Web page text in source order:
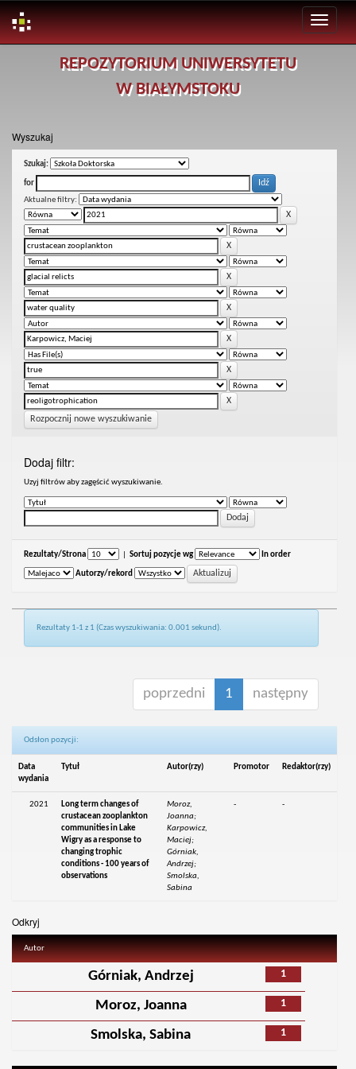
REPOZYTORIUM UNIWERSYTETU
W BIAŁYMSTOKU
Wyszukaj
Szukaj:
for
Aktualne filtry:
Rozpocznij nowe wyszukiwanie
Dodaj filtr:
Uzyj filtrów aby zagęścić wyszukiwanie.
Rezultaty/Strona Sortuj pozycje wg In order
Autorzy/rekord
Rezultaty 1-1 z 1 (Czas wyszukiwania: 0.001 sekund).
poprzedni 1 następny
Odsłon pozycji:
Data
wydania
Tytuł Autor(rzy) Promotor Redaktor(rzy)
2021
Long term changes of
crustacean zooplankton
communities in Lake
Wigry as a response to
changing trophic
conditions - 100 years of
observations
Moroz,
Joanna;
Karpowicz,
Maciej;
Górniak,
Andrzej;
Smolska,
Sabina
- -
Odkryj
Autor
1
Górniak, Andrzej
1
Moroz, Joanna
1
Smolska, Sabina